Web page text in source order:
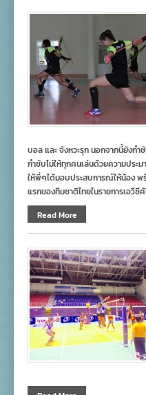
บอล และ จังหวะรุก นอกจากนี้ยังกำ
กำชับไม่ให้ทุกคนเล่นด้วยความประ
ให้พี่ๆได้มอบประสบการณ์ให้น้อง พ
แรกของทีมชาติไทยในรายการเอวี
Read More